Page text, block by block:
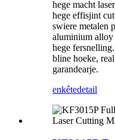
hege macht
hege effisjint
swiere metalen
aluminium alloy
hege
bline hoeke,
garandearje.
enkêtedetail